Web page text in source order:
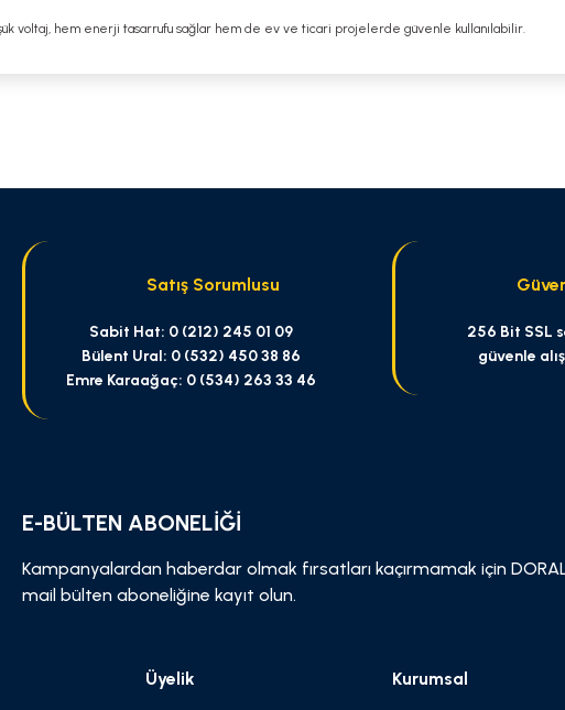
voltaj, hem enerji tasarrufu sağlar hem de ev ve ticari projelerde güvenle kullanılabilir.
Yorum Yaz
Satış Sorumlusu
Sabit Hat: 0 (212) 245 01 09
Bülent Ural: 0 (532) 450 38 86
Emre Karaağaç: 0 (534) 263 33 46
256 Bit SSL
güvenle
E-BÜLTEN ABONELİĞİ
Kampanyalardan haberdar olmak fırsatları kaçırmamak için
mail bülten aboneliğine kayıt olun.
Üyelik Kurumsal